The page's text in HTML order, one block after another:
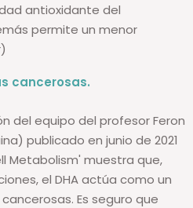
antioxidante del
permite un menor
cancerosas.
del equipo del profesor Feron
publicado en junio de 2021
Metabolism' muestra que,
el DHA actúa como un
Es seguro que